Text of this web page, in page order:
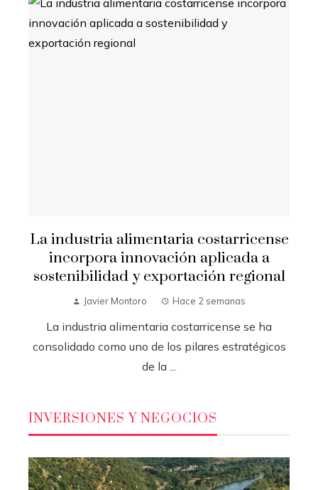
La industria alimentaria costarricense
incorpora innovación aplicada a
sostenibilidad y exportación regional
Javier Montoro Hace 2 semanas
La industria alimentaria costarricense se ha
consolidado como uno de los pilares estratégicos
de la ...
INVERSIONES Y NEGOCIOS